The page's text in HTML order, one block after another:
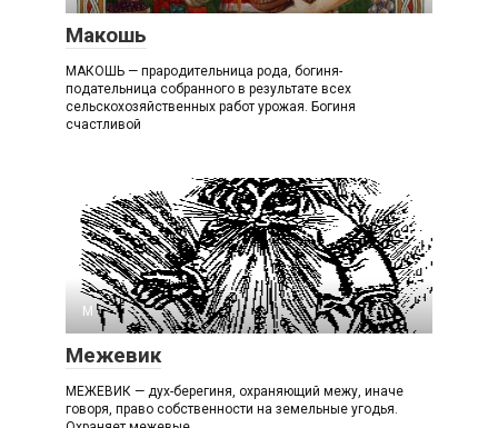
Макошь
МАКОШЬ — прародительница рода, богиня-
подательница собранного в результате всех
сельскохозяйственных работ урожая. Богиня
счастливой
М
Межевик
МЕЖЕВИК — дух-берегиня, охраняющий межу, иначе
говоря, право собственности на земельные угодья.